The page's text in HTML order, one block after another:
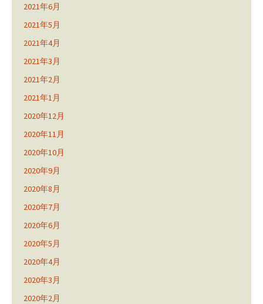
2021年6月
2021年5月
2021年4月
2021年3月
2021年2月
2021年1月
2020年12月
2020年11月
2020年10月
2020年9月
2020年8月
2020年7月
2020年6月
2020年5月
2020年4月
2020年3月
2020年2月